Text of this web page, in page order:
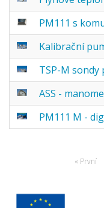
PM111 s
Kalibrační
TSP-M
ASS -
PM111 M -
First
« První